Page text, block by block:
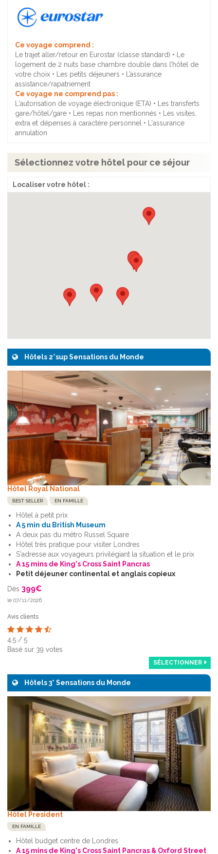
Ce voyage comprend :
Le trajet aller/retour en Eurostar (classe standard) • Le
logement de 2 nuits base chambre double dans l’hôtel de
votre choix • Les petits déjeuners • L’assurance
assistance/rapatriement
Ce voyage ne comprend pas :
L'autorisation de voyage électronique (ETA) • Les transferts
gare/hôtel/gare • Les repas non mentionnés • Les visites,
extra et dépenses à caractère personnel • L'assurance
annulation
Sélectionnez votre hôtel pour ce séjour
Localiser votre hôtel :
Hôtels 2*sup Sensations du Monde
Hôtel Royal National
BEST SELLER EN FAMILLE
Hôtel à petit prix
A 5 min du British Museum
A deux pas du métro Russel Square
Hôtel très pratique pour visiter Londres
S'adresse aux voyageurs privilégiant la situation et le prix
A 15 mins de King's Cross Saint Pancras
Petit déjeuner continental et anglais copieux
Dès 399€
le 07/11/2026
Avis clients
4.5 / 5
Basé sur 39 votes
SÉLECTIONNER
Hôtels 3* Sensations du Monde
Hôtel President
EN FAMILLE
Hôtel budget centre de Londres
A 15 mins de King's Cross Saint Pancras & Oxford Street